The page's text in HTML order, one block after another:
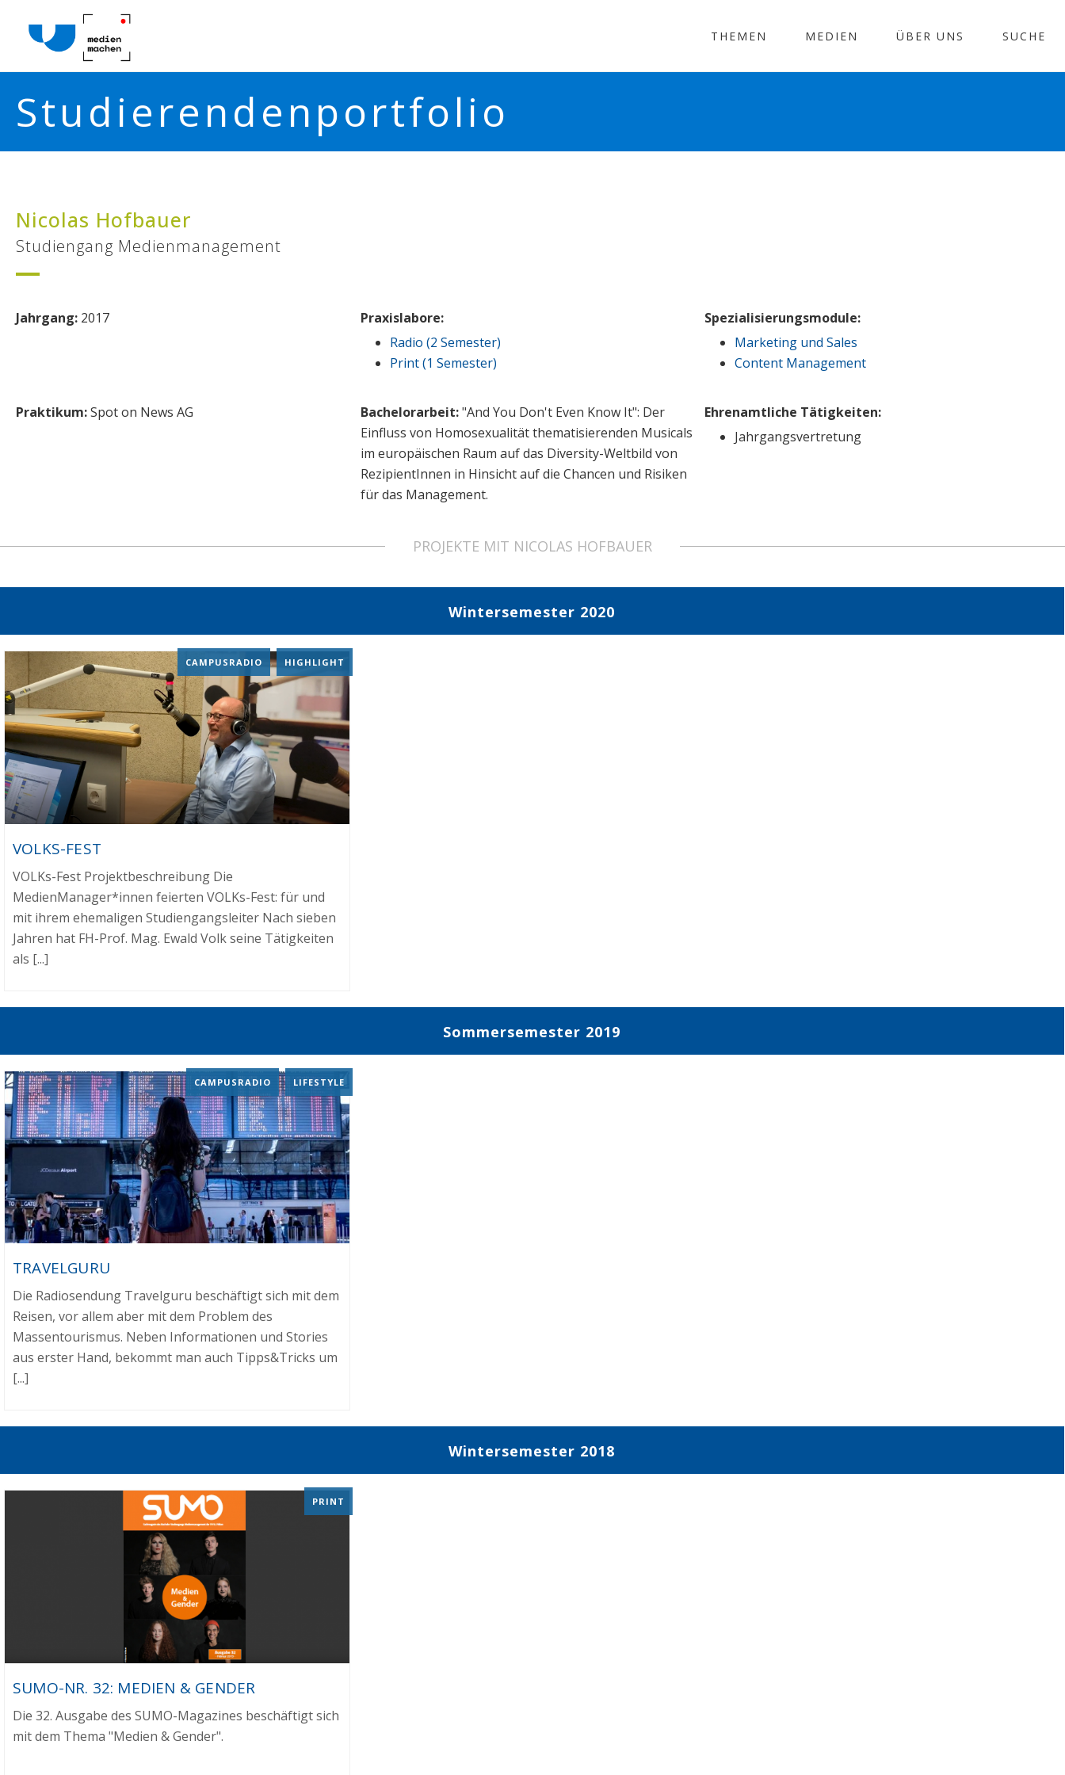
THEMEN MEDIEN ÜBER UNS SUCHE
Studierendenportfolio
Nicolas Hofbauer
Studiengang Medienmanagement
Jahrgang: 2017
Praxislabore:
Radio (2 Semester)
Print (1 Semester)
Spezialisierungsmodule:
Marketing und Sales
Content Management
Praktikum:Spot on News AG Bachelorarbeit:"And You Don't Even Know It": Der
Einfluss von Homosexualität thematisierenden Musicals
im europäischen Raum auf das Diversity-Weltbild von
RezipientInnen in Hinsicht auf die Chancen und Risiken
für das Management.
Ehrenamtliche Tätigkeiten:
Jahrgangsvertretung
PROJEKTE MIT NICOLAS HOFBAUER
Wintersemester 2020
VOLKS-FEST
CAMPUSRADIO , HIGHLIGHT
VOLKs-Fest Projektbeschreibung Die
MedienManager*innen feierten VOLKs-Fest: für und
mit ihrem ehemaligen Studiengangsleiter Nach sieben
Jahren hat FH-Prof. Mag. Ewald Volk seine Tätigkeiten
als [...]
Sommersemester 2019
TRAVELGURU
CAMPUSRADIO , LIFESTYLE
Die Radiosendung Travelguru beschäftigt sich mit dem
Reisen, vor allem aber mit dem Problem des
Massentourismus. Neben Informationen und Stories
aus erster Hand, bekommt man auch Tipps&Tricks um
[...]
Wintersemester 2018
SUMO-NR. 32: MEDIEN & GENDER
PRINT
Die 32. Ausgabe des SUMO-Magazines beschäftigt sich
mit dem Thema "Medien & Gender".